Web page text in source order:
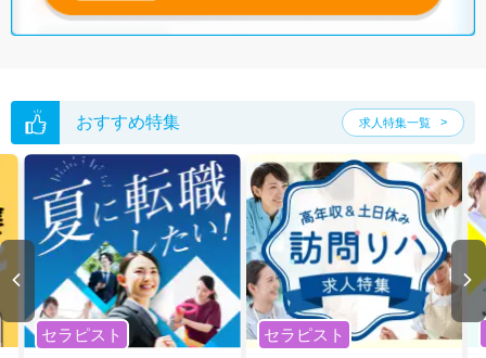
グした上で求人をご提案いたします。
ご希望条件がまだ定まっていない方は人気の希望条件をピックアップし
おすすめ特集 求人特集一覧
セラピスト セラピスト